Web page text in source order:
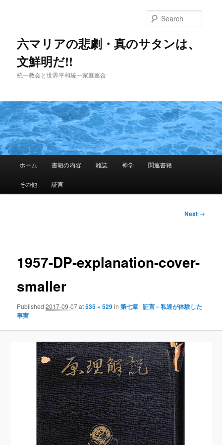
content六マリアの悲劇・真のサタンは、
文鮮明だ!!
統一教会と世界平和統一家庭連合
ホーム 書籍の内容 雑誌 神学 関連書籍
その他 証言
Next →
1957-DP-explanation-cover-
smaller
Published2017-09-07at535 × 529in第七章 証言－私達が体験した
事実